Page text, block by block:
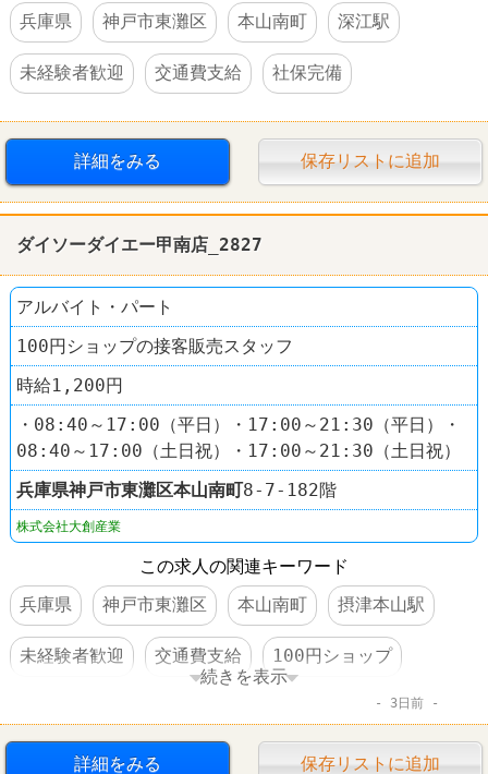
兵庫県 神戸市東灘区 本山南町 深江駅
未経験者歓迎 交通費支給 社保完備
詳細をみる 保存リストに追加
ダイソーダイエー甲南店_2827
アルバイト・パート
100円ショップの接客販売スタッフ
時給1,200円
・08:40～17:00（平日）・17:00～21:30（平日）・
08:40～17:00（土日祝）・17:00～21:30（土日祝）
兵庫県神戸市東灘区本山南町8-7-182階
株式会社大創産業
この求人の関連キーワード
兵庫県
神戸市東灘区 本山南町 摂津本山駅
未経験者歓迎 交通費支給 100円ショップ
続きを表示
3日前
詳細をみる 保存リストに追加